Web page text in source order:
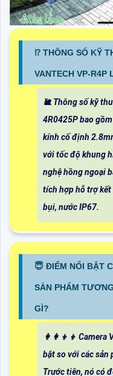
⁉️ THÔNG SỐ KỸ
VANTECH VP-R4P
🐌 Thông số kỹ
4R0425P bao
kính cố định
với tốc độ khung
nghệ hồng ngoại
tích hợp hỗ trợ kết
bụi, nước IP67.
😇 ĐIỂM NỔI BẬT
SẢN PHẨM
GÌ?
👩‍👩‍👦‍👦 Camera
bật so với các sản
Trước tiên, nó có